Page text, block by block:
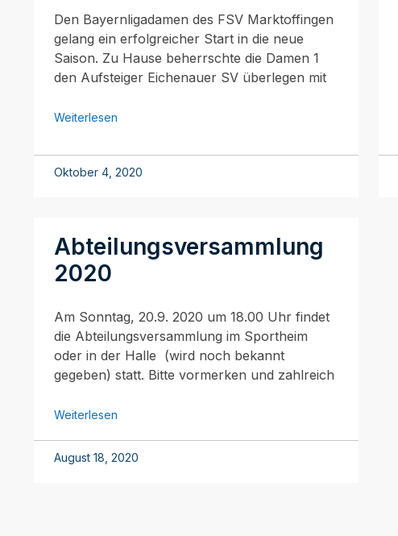
Den Bayernligadamen des FSV Marktoffingen
gelang ein erfolgreicher Start in die neue
Saison. Zu Hause beherrschte die Damen 1
den Aufsteiger Eichenauer SV überlegen mit
Weiterlesen
Oktober 4, 2020
Abteilungsversammlung
2020
Am Sonntag, 20.9. 2020 um 18.00 Uhr findet
die Abteilungsversammlung im Sportheim
oder in der Halle (wird noch bekannt
gegeben) statt. Bitte vormerken und zahlreich
Weiterlesen
August 18, 2020